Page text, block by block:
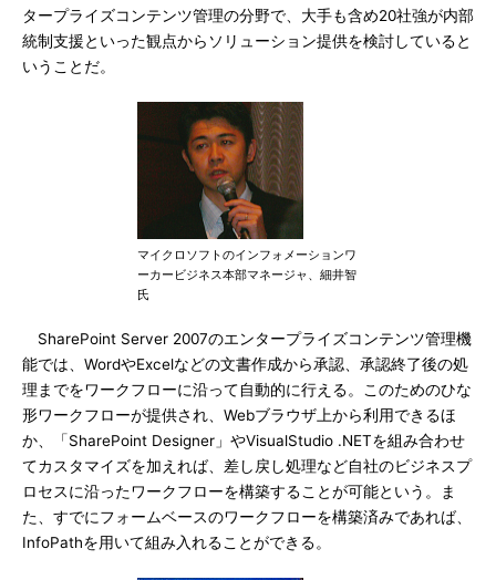
タープライズコンテンツ管理の分野で、大手も含め20社強が内部
統制支援といった観点からソリューション提供を検討していると
いうことだ。
マイクロソフトのインフォメーションワ
ーカービジネス本部マネージャ、細井智
氏
SharePoint Server 2007のエンタープライズコンテンツ管理機
能では、WordやExcelなどの文書作成から承認、承認終了後の処
理までをワークフローに沿って自動的に行える。このためのひな
形ワークフローが提供され、Webブラウザ上から利用できるほ
か、「SharePoint Designer」やVisualStudio .NETを組み合わせ
てカスタマイズを加えれば、差し戻し処理など自社のビジネスプ
ロセスに沿ったワークフローを構築することが可能という。ま
た、すでにフォームベースのワークフローを構築済みであれば、
InfoPathを用いて組み入れることができる。